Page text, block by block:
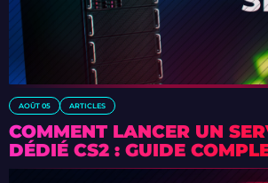
AOÛT 05 ARTICLES
COMMENT LANCER UN
DÉDIÉ CS2 : GUIDE